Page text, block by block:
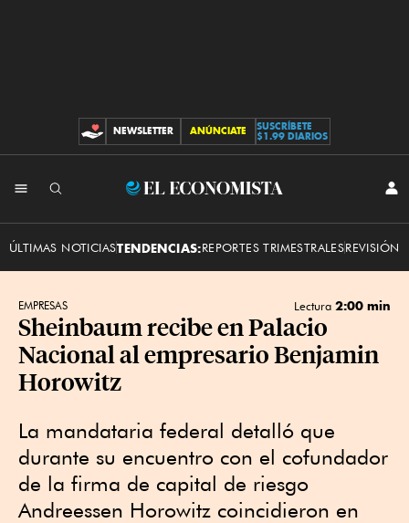
CONTRIBUCIONES
NEWSLETTER ANÚNCIATE
SUSCRÍBETE
$1.99 DIARIOS
El
ÚLTIMAS NOTICIASTENDENCIAS:REPORTES TRIMESTRALESREVISIÓN
EMPRESAS Lectura 2:00 min
Sheinbaum recibe en Palacio
Nacional al empresario Benjamin
Horowitz
La mandataria federal detalló que
durante su encuentro con el cofundador
de la firma de capital de riesgo
Andreessen Horowitz coincidieron en